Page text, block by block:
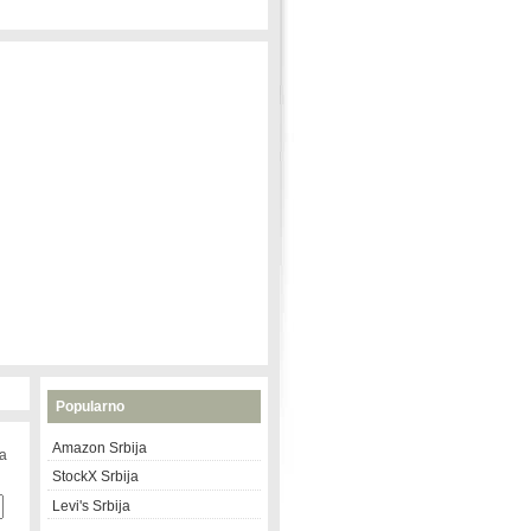
Popularno
Amazon Srbija
StockX Srbija
Levi's Srbija